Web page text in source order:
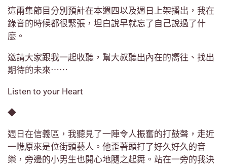
這兩集節目分別預計在本週四以及週日上架播出，我在
錄音的時候都很緊張，坦白說早就忘了自己說過了什
麼。
邀請大家跟我一起收聽，幫大叔聽出內在的嚮往、找出
期待的未來⋯⋯
Listen to your Heart
◆
週日在信義區，我聽見了一陣令人振奮的打鼓聲，走近
一瞧原來是位街頭藝人。他歪著頭打了好久好久的音
樂，旁邊的小男生也開心地隨之起舞。站在一旁的我決